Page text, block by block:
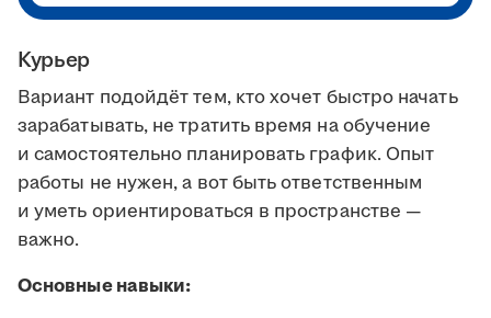
Курьер
Вариант подойдёт тем, кто хочет быстро начать
зарабатывать, не тратить время на обучение
и самостоятельно планировать график. Опыт
работы не нужен, а вот быть ответственным
и уметь ориентироваться в пространстве —
важно.
Основные навыки: